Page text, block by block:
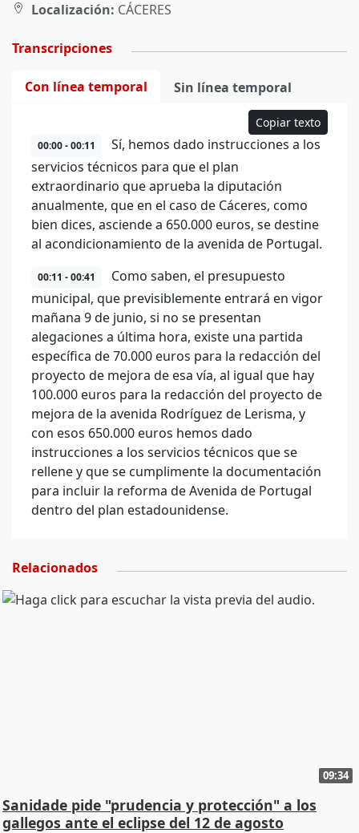
Localización: CÁCERES
Transcripciones
Con línea temporal Sin línea temporal
Copiar texto
00:00 - 00:11
Sí, hemos dado instrucciones a los
servicios técnicos para que el plan
extraordinario que aprueba la diputación
anualmente, que en el caso de Cáceres, como
bien dices, asciende a 650.000 euros, se destine
al acondicionamiento de la avenida de Portugal.
00:11 - 00:41
Como saben, el presupuesto
municipal, que previsiblemente entrará en vigor
mañana 9 de junio, si no se presentan
alegaciones a última hora, existe una partida
específica de 70.000 euros para la redacción del
proyecto de mejora de esa vía, al igual que hay
100.000 euros para la redacción del proyecto de
mejora de la avenida Rodríguez de Lerisma, y
con esos 650.000 euros hemos dado
instrucciones a los servicios técnicos que se
rellene y que se cumplimente la documentación
para incluir la reforma de Avenida de Portugal
dentro del plan estadounidense.
Relacionados
09:34
Sanidade pide "prudencia y protección" a los
gallegos ante el eclipse del 12 de agosto